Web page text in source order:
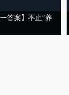
一答案】不止“养